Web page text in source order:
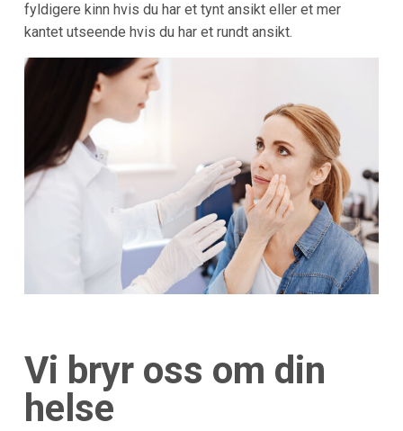
fyldigere kinn hvis du har et tynt ansikt eller et mer
kantet utseende hvis du har et rundt ansikt.
Vi bryr oss om din
helse